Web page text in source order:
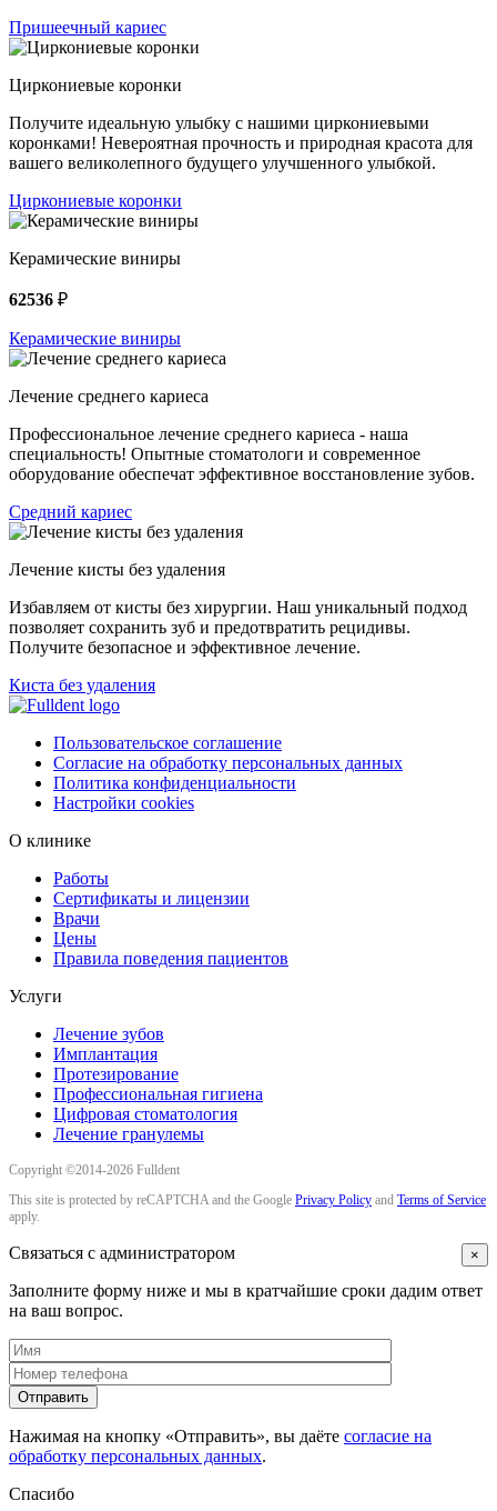
Пришеечный кариес
Циркониевые коронки
Получите идеальную улыбку с нашими циркониевыми
коронками! Невероятная прочность и природная красота для
вашего великолепного будущего улучшенного улыбкой.
Циркониевые коронки
Керамические виниры
62536 ₽
Керамические виниры
Лечение среднего кариеса
Профессиональное лечение среднего кариеса - наша
специальность! Опытные стоматологи и современное
оборудование обеспечат эффективное восстановление зубов.
Средний кариес
Лечение кисты без удаления
Избавляем от кисты без хирургии. Наш уникальный подход
позволяет сохранить зуб и предотвратить рецидивы.
Получите безопасное и эффективное лечение.
Киста без удаления
Пользовательское соглашение
Согласие на обработку персональных данных
Политика конфиденциальности
Настройки cookies
О клинике
Работы
Сертификаты и лицензии
Врачи
Цены
Правила поведения пациентов
Услуги
Лечение зубов
Имплантация
Протезирование
Профессиональная гигиена
Цифровая стоматология
Лечение гранулемы
Copyright ©2014-2026 Fulldent
This site is protected by reCAPTCHA and the Google Privacy Policy and Terms of Service
apply.
×
Связаться с администратором
Заполните форму ниже и мы в кратчайшие сроки дадим ответ
на ваш вопрос.
Нажимая на кнопку «Отправить», вы даёте согласие на
обработку персональных данных.
Спасибо